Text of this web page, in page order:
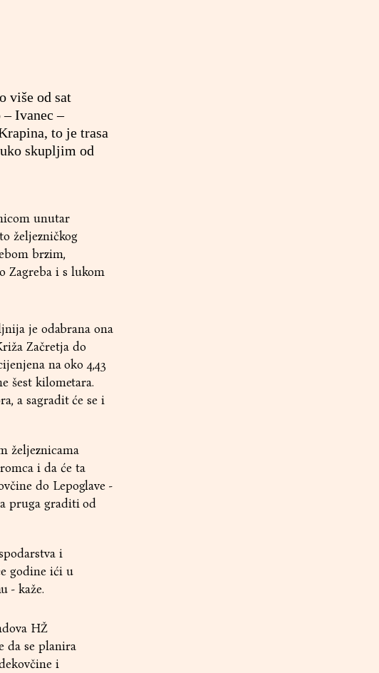
više od sat
– Ivanec –
to je trasa
skupljim od
unutar
željezničkog
brzim,
Zagreba i s lukom
je odabrana ona
Začretja do
na oko 4,43
šest kilometara.
a sagradit će se i
željeznicama
i da će ta
do Lepoglave -
pruga graditi od
i
godine ići u
- kaže.
HŽ
da se planira
i